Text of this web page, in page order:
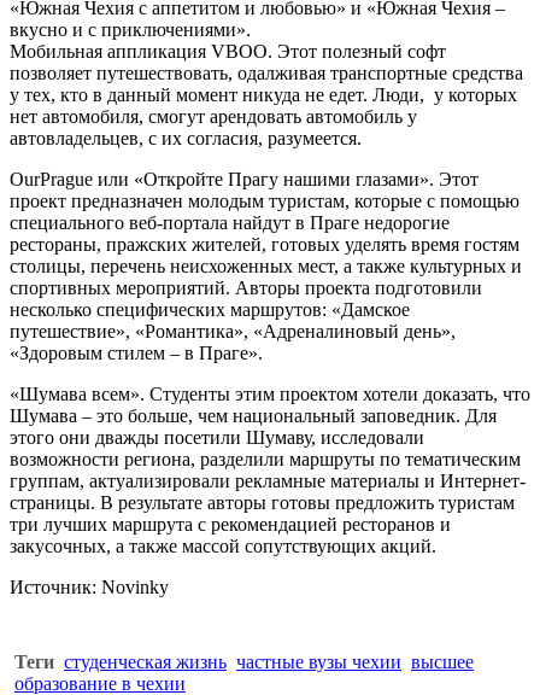
«Южная Чехия с аппетитом и любовью» и «Южная Чехия –
вкусно и с приключениями».
Мобильная аппликация VBOO. Этот полезный софт
позволяет путешествовать, одалживая транспортные средства
у тех, кто в данный момент никуда не едет. Люди, у которых
нет автомобиля, смогут арендовать автомобиль у
автовладельцев, с их согласия, разумеется.
OurPrague или «Откройте Прагу нашими глазами». Этот
проект предназначен молодым туристам, которые с помощью
специального веб-портала найдут в Праге недорогие
рестораны, пражских жителей, готовых уделять время гостям
столицы, перечень неисхоженных мест, а также культурных и
спортивных мероприятий. Авторы проекта подготовили
несколько специфических маршрутов: «Дамское
путешествие», «Романтика», «Адреналиновый день»,
«Здоровым стилем – в Праге».
«Шумава всем». Студенты этим проектом хотели доказать, что
Шумава – это больше, чем национальный заповедник. Для
этого они дважды посетили Шумаву, исследовали
возможности региона, разделили маршруты по тематическим
группам, актуализировали рекламные материалы и Интернет-
страницы. В результате авторы готовы предложить туристам
три лучших маршрута с рекомендацией ресторанов и
закусочных, а также массой сопутствующих акций.
Источник: Novinky
Теги студенческая жизнь частные вузы чехии высшее
образование в чехии